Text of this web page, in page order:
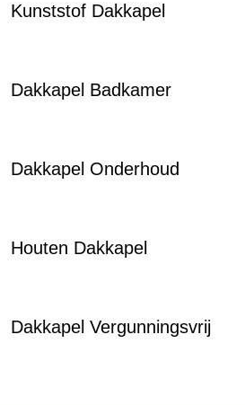
Kunststof Dakkapel
Dakkapel Badkamer
Dakkapel Onderhoud
Houten Dakkapel
Dakkapel Vergunningsvrij